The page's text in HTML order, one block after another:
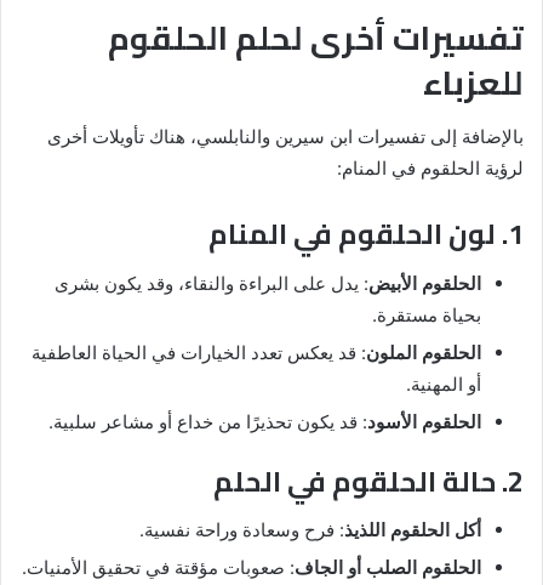
تفسيرات أخرى لحلم الحلقوم
للعزباء
بالإضافة إلى تفسيرات ابن سيرين والنابلسي، هناك تأويلات أخرى
لرؤية الحلقوم في المنام:
1. لون الحلقوم في المنام
الحلقوم الأبيض: يدل على البراءة والنقاء، وقد يكون بشرى
بحياة مستقرة.
الحلقوم الملون: قد يعكس تعدد الخيارات في الحياة العاطفية
أو المهنية.
الحلقوم الأسود: قد يكون تحذيرًا من خداع أو مشاعر سلبية.
2. حالة الحلقوم في الحلم
أكل الحلقوم اللذيذ: فرح وسعادة وراحة نفسية.
الحلقوم الصلب أو الجاف: صعوبات مؤقتة في تحقيق الأمنيات.